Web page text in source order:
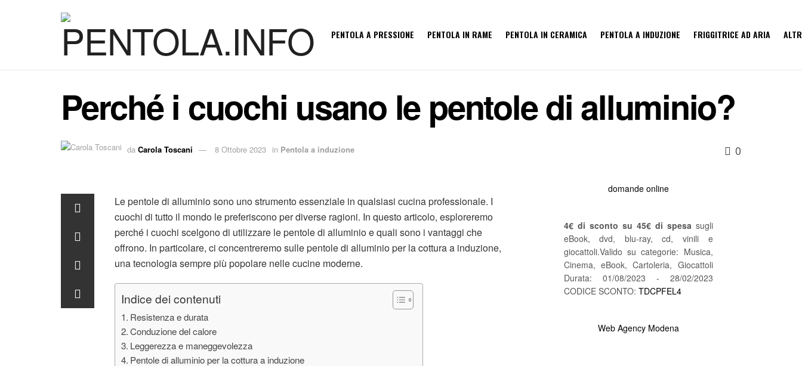
PENTOLA A PRESSIONE PENTOLA IN RAME PENTOLA IN CERAMICA PENTOLA A INDUZIONE FRIGGITRICE AD ARIA
Perché i cuochi usano le pentole di alluminio?
da Carola Toscani 8 Ottobre 2023 in Pentola a induzione 0
Le pentole di alluminio sono uno strumento essenziale in qualsiasi cucina professionale. I
cuochi di tutto il mondo le preferiscono per diverse ragioni. In questo articolo, esploreremo
perché i cuochi scelgono di utilizzare le pentole di alluminio e quali sono i vantaggi che
offrono. In particolare, ci concentreremo sulle pentole di alluminio per la cottura a induzione,
una tecnologia sempre più popolare nelle cucine moderne.
Indice dei contenuti
Resistenza e durata
Conduzione del calore
Leggerezza e maneggevolezza
Pentole di alluminio per la cottura a induzione
domande online
4€ di sconto su 45€ di spesa sugli
eBook, dvd, blu-ray, cd, vinili e
giocattoli.Valido su categorie: Musica,
Cinema, eBook, Cartoleria, Giocattoli
Durata: 01/08/2023 - 28/02/2023
CODICE SCONTO: TDCPFEL4
Web Agency Modena